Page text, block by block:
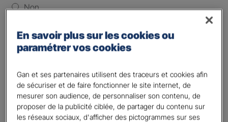
Non
Madame
Contact*
First Last
Téléphone*
En savoir plus sur les cookies ou
paramétrer vos cookies
Gan et ses partenaires utilisent des traceurs et cookies afin
de sécuriser et de faire fonctionner le site internet, de
mesurer son audience, de personnaliser son contenu, de
proposer de la publicité ciblée, de partager du contenu sur
les réseaux sociaux, d'afficher des pictogrammes sur ses